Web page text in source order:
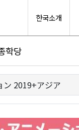
한국소개
학당
ン 2019+アジア